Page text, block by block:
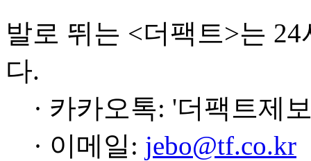
발로 뛰는 <더팩트>는
다.
· 카카오톡: '더팩트제
· 이메일: jebo@tf.co.kr